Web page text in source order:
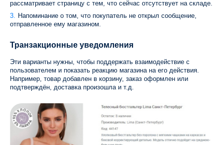
рассматривает страницу с тем, что сейчас отсутствует на складе.
Напоминание о том, что покупатель не открыл сообщение,
отправленное ему магазином.
Транзакционные уведомления
Эти варианты нужны, чтобы поддержать взаимодействие с
пользователем и показать реакцию магазина на его действия.
Например, товар добавлен в корзину, заказ оформлен или
подтверждён, доставка произошла и т.д.